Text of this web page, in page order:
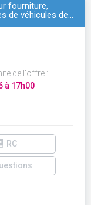
fourniture,
de véhicules de…
de l'offre :
à 17h00
RC